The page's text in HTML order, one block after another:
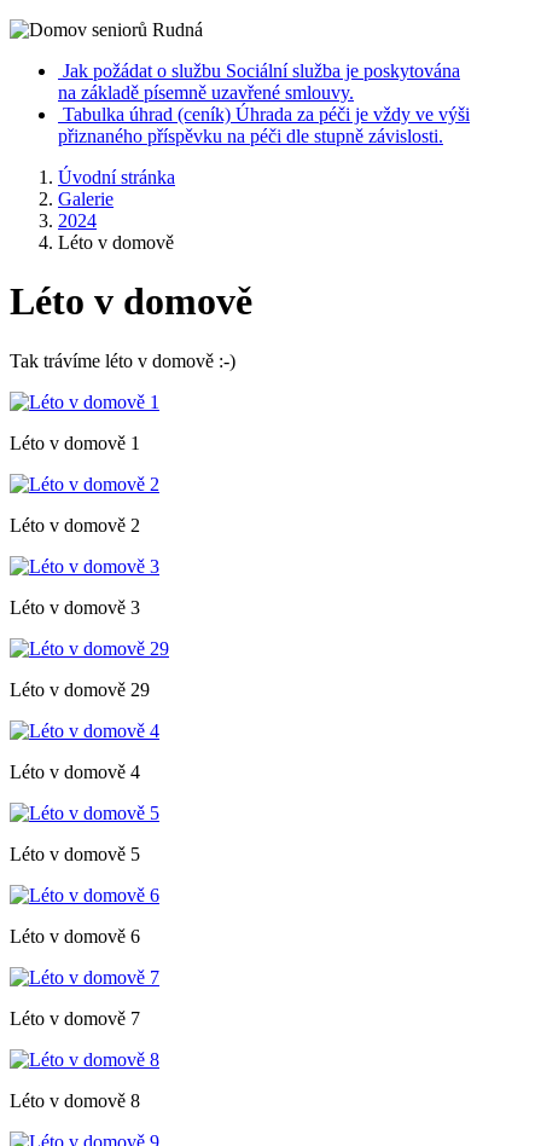
Jak požádat o službu Sociální služba je poskytována
na základě písemně uzavřené smlouvy.
Tabulka úhrad (ceník) Úhrada za péči je vždy ve výši
přiznaného příspěvku na péči dle stupně závislosti.
Úvodní stránka
Galerie
2024
Léto v domově
Léto v domově
Tak trávíme léto v domově :-)
Léto v domově 1
Léto v domově 2
Léto v domově 3
Léto v domově 29
Léto v domově 4
Léto v domově 5
Léto v domově 6
Léto v domově 7
Léto v domově 8